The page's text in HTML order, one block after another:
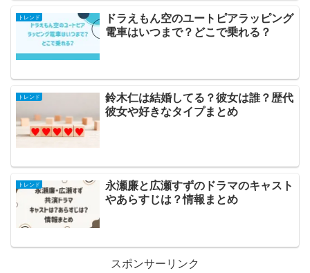
トレンド
ドラえもん空のユートピアラッピング
電車はいつまで？どこで乗れる？
トレンド
鈴木仁は結婚してる？彼女は誰？歴代
彼女や好きなタイプまとめ
トレンド
永瀬廉と広瀬すずのドラマのキャスト
やあらすじは？情報まとめ
スポンサーリンク